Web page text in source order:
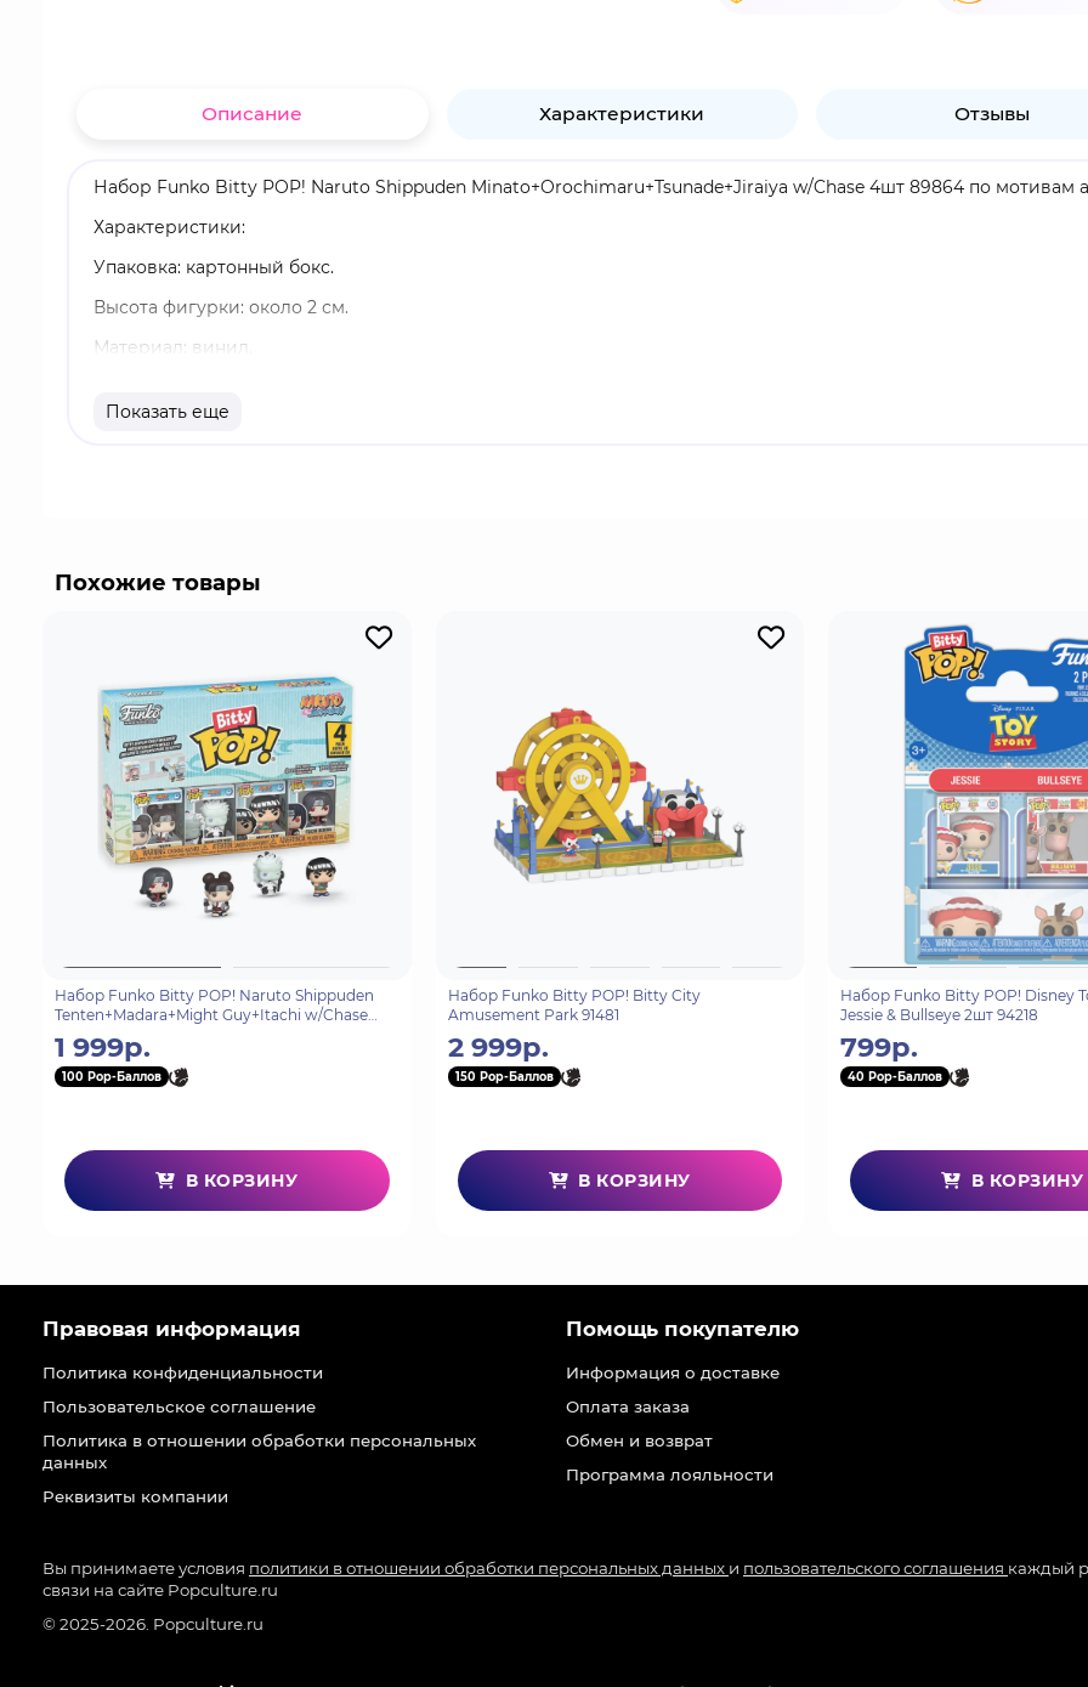
Описание Характеристики Отзывы
Набор Funko Bitty POP! Naruto Shippuden Minato+Orochimaru+Tsunade+Jiraiya w/Chase 4шт 89864 по мотивам
Характеристики:
Упаковка: картонный бокс.
Высота фигурки: около 2 см.
Материал: винил.
Оригинальный и официально лицензированный продукт.
Показать еще
Похожие товары
Набор Funko Bitty POP! Naruto Shippuden
Tenten+Madara+Might Guy+Itachi w/Chase
1 999р.
100 Pop-Баллов
В КОРЗИНУ
Набор Funko Bitty POP! Bitty City
Amusement Park 91481
2 999р.
150 Pop-Баллов
В КОРЗИНУ
Набор Funko Bitty POP! Disney
Jessie & Bullseye 2шт 94218
799р.
40 Pop-Баллов
В КОРЗИНУ
Правовая информация
Политика конфиденциальности
Пользовательское соглашение
Политика в отношении обработки персональных
данных
Реквизиты компании
Помощь покупателю
Информация о доставке
Оплата заказа
Обмен и возврат
Программа лояльности
Вы принимаете условия политики в отношении обработки персональных данных и пользовательского соглашения каждый
связи на сайте Popculture.ru
© 2025-2026. Popculture.ru